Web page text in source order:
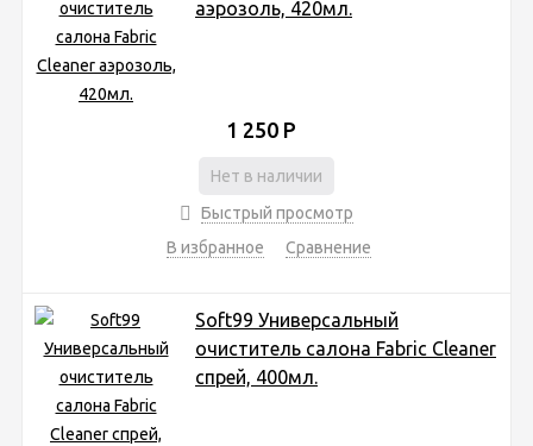
аэрозоль, 420мл.
1 250 Р
Нет в наличии
Быстрый просмотр
В избранное
Сравнение
Soft99 Универсальный
очиститель салона Fabric Cleaner
спрей, 400мл.